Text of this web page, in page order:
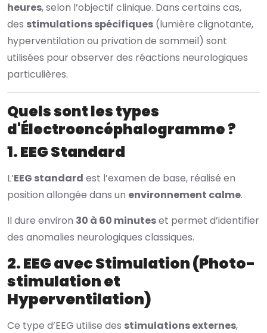
heures, selon l’objectif clinique. Dans certains cas,
des stimulations spécifiques (lumière clignotante,
hyperventilation ou privation de sommeil) sont
utilisées pour observer des réactions neurologiques
particulières.
Quels sont les types
d'Électroencéphalogramme ?
1. EEG Standard
L’EEG standard est l’examen de base, réalisé en
position allongée dans un environnement calme.
Il dure environ 30 à 60 minuteset permet d’identifier
des anomalies neurologiques classiques.
2. EEG avec Stimulation (Photo-
stimulation et
Hyperventilation)
Ce type d’EEG utilise des stimulations externes,